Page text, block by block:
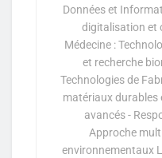
Données et
digitalisation et
Médecine :
et recherche
Technologies de
matériaux durables
avancés -
Approche
environnementaux